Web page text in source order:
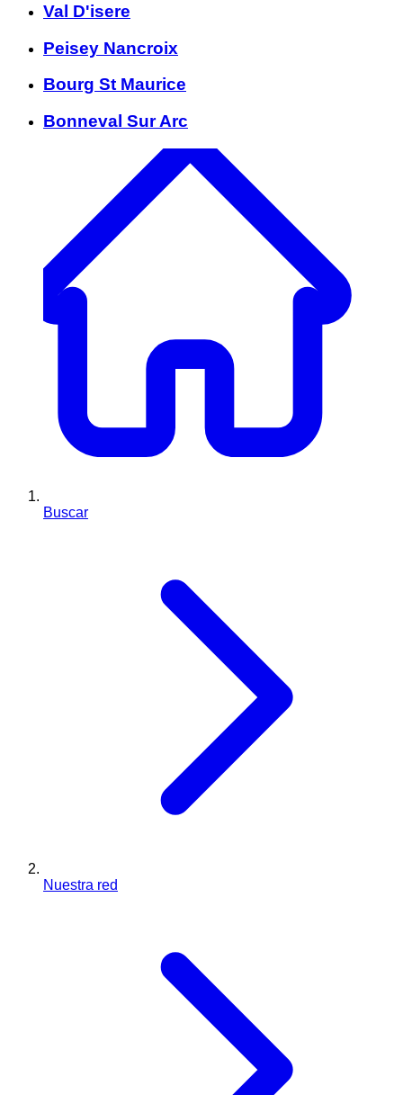
Val D'isere
Peisey Nancroix
Bourg St Maurice
Bonneval Sur Arc
Buscar
Nuestra red